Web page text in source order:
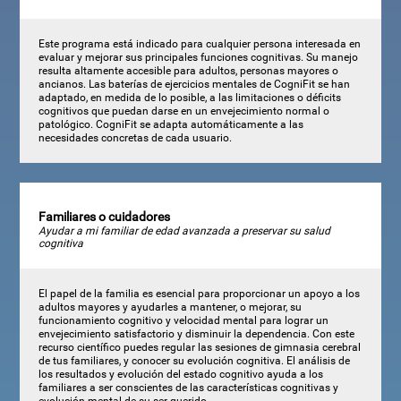
Este programa está indicado para cualquier persona interesada en
evaluar y mejorar sus principales funciones cognitivas. Su manejo
resulta altamente accesible para adultos, personas mayores o
ancianos. Las baterías de ejercicios mentales de CogniFit se han
adaptado, en medida de lo posible, a las limitaciones o déficits
cognitivos que puedan darse en un envejecimiento normal o
patológico. CogniFit se adapta automáticamente a las
necesidades concretas de cada usuario.
Familiares o cuidadores
Ayudar a mi familiar de edad avanzada a preservar su salud
cognitiva
El papel de la familia es esencial para proporcionar un apoyo a los
adultos mayores y ayudarles a mantener, o mejorar, su
funcionamiento cognitivo y velocidad mental para lograr un
envejecimiento satisfactorio y disminuir la dependencia. Con este
recurso científico puedes regular las sesiones de gimnasia cerebral
de tus familiares, y conocer su evolución cognitiva. El análisis de
los resultados y evolución del estado cognitivo ayuda a los
familiares a ser conscientes de las características cognitivas y